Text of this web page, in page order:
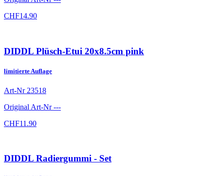
CHF14.90
DIDDL Plüsch-Etui 20x8.5cm pink
limitierte Auflage
Art-Nr 23518
Original Art-Nr---
CHF11.90
DIDDL Radiergummi - Set